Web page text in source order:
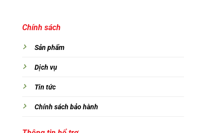
Chính sách
Sản phẩm
Dịch vụ
Tin tức
Chính sách bảo hành